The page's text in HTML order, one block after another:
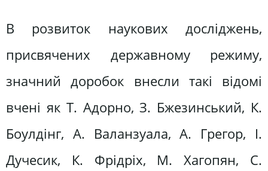
В розвиток наукових досліджень,
присвячених державному режиму,
значний доробок внесли такі відомі
вчені як Т. Адорно, З. Бжезинський, К.
Боулдінг, А. Валанзуала, А. Грегор, І.
Дучесик, К. Фрідріх, М. Хагопян, С.